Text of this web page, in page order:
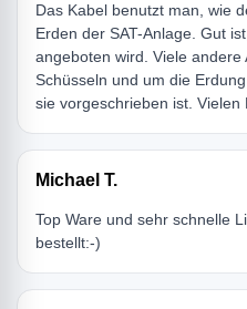
Das Kabel benutzt man, wie
Erden der SAT-Anlage. Gut
angeboten wird. Viele andere
Schüsseln und um die
sie vorgeschrieben ist. Vielen
Michael T.
Top Ware und sehr schnelle
bestellt:-)